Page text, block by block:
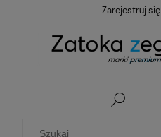
Zarejestruj się